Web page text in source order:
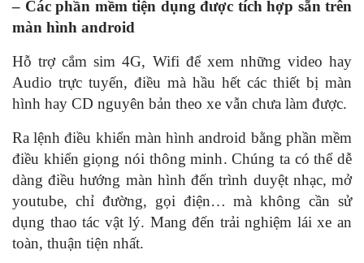
– Các phần mềm tiện dụng được tích hợp sẵn trên
màn hình android
Hỗ trợ cắm sim 4G, Wifi để xem những video hay
Audio trực tuyến, điều mà hầu hết các thiết bị màn
hình hay CD nguyên bản theo xe vẫn chưa làm được.
Ra lệnh điều khiển màn hình android bằng phần mềm
điều khiển giọng nói thông minh. Chúng ta có thể dễ
dàng điều hướng màn hình đến trình duyệt nhạc, mở
youtube, chỉ đường, gọi điện… mà không cần sử
dụng thao tác vật lý. Mang đến trải nghiệm lái xe an
toàn, thuận tiện nhất.